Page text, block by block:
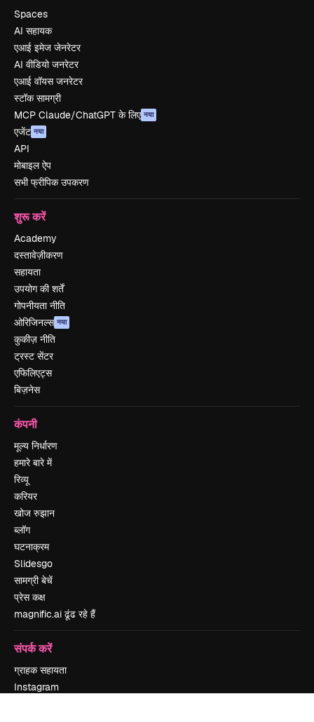
Spaces
AI सहायक
एआई इमेज जेनरेटर
AI वीडियो जनरेटर
एआई वॉयस जनरेटर
स्टॉक सामग्री
MCP Claude/ChatGPT के लिए नया
एजेंट नया
API
मोबाइल ऐप
सभी फ्रीपिक उपकरण
शुरू करें
Academy
दस्तावेज़ीकरण
सहायता
उपयोग की शर्तें
गोपनीयता नीति
ओरिजिनल्स नया
कुकीज़ नीति
ट्रस्ट सेंटर
एफिलिएट्स
बिज़नेस
कंपनी
मूल्य निर्धारण
हमारे बारे में
रिव्यू
करियर
खोज रुझान
ब्लॉग
घटनाक्रम
Slidesgo
सामग्री बेचें
प्रेस कक्ष
magnific.ai ढूंढ रहे हैं
संपर्क करें
ग्राहक सहायता
Instagram